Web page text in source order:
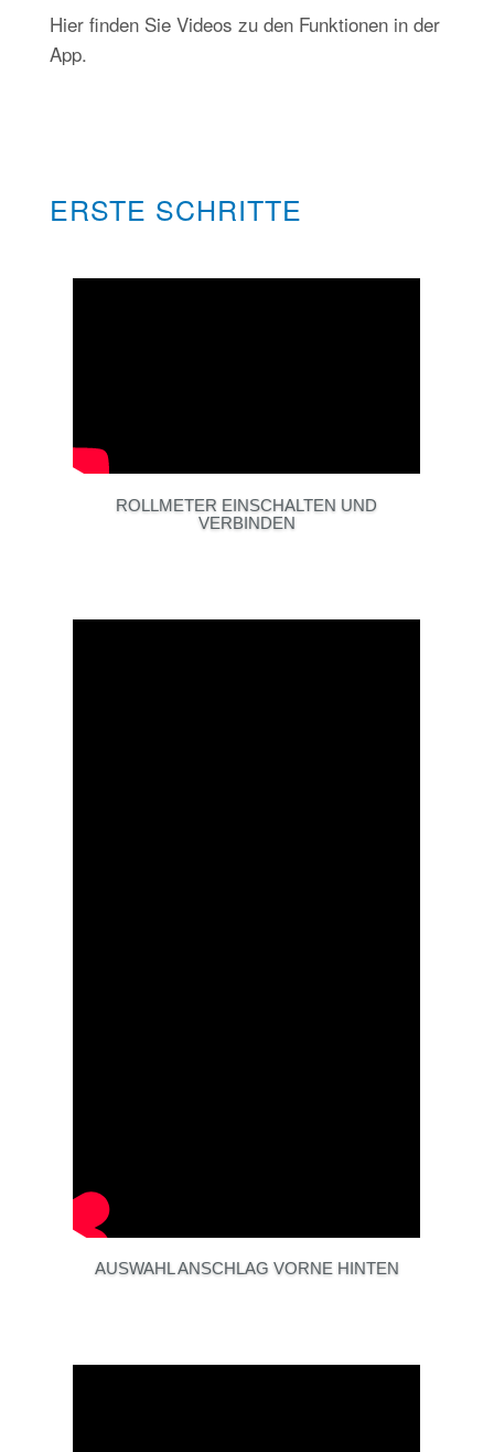
Hier finden Sie Videos zu den Funktionen in der
App.
ERSTE SCHRITTE
ROLLMETER EINSCHALTEN UND
VERBINDEN
AUSWAHL ANSCHLAG VORNE HINTEN